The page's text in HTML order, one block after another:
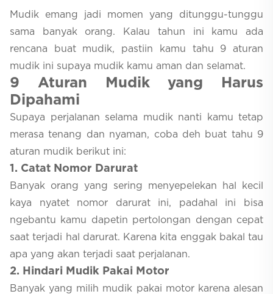
Mudik emang jadi momen yang ditunggu-tunggu
sama banyak orang. Kalau tahun ini kamu ada
rencana buat mudik, pastiin kamu tahu 9 aturan
mudik ini supaya mudik kamu aman dan selamat.
9 Aturan Mudik yang Harus
Dipahami
Supaya perjalanan selama mudik nanti kamu tetap
merasa tenang dan nyaman, coba deh buat tahu 9
aturan mudik berikut ini:
1 . Catat Nomor Darurat
Banyak orang yang sering menyepelekan hal kecil
kaya nyatet nomor darurat ini, padahal ini bisa
ngebantu kamu dapetin pertolongan dengan cepat
saat terjadi hal darurat. Karena kita enggak bakal tau
apa yang akan terjadi saat perjalanan.
2. Hindari Mudik Pakai Motor
Banyak yang milih mudik pakai motor karena alesan